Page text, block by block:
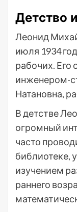
Детство
Леонид
июля 1934
рабочих. Его
инженером-
Натановна,
В детстве
огромный
часто
библиотеке,
изучением
раннего